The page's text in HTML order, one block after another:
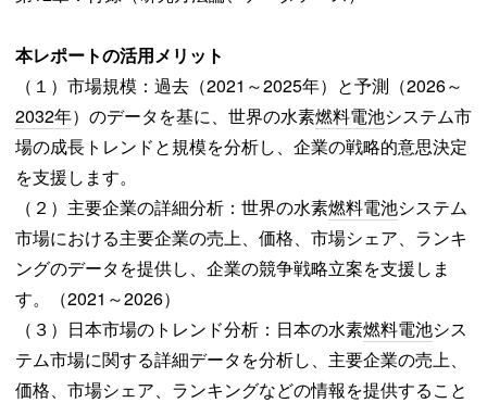
本レポートの活用メリット
（１）市場規模：過去（2021～2025年）と予測（2026～
2032年）のデータを基に、世界の水素燃料電池システム市
場の成長トレンドと規模を分析し、企業の戦略的意思決定
を支援します。
（２）主要企業の詳細分析：世界の水素燃料電池システム
市場における主要企業の売上、価格、市場シェア、ランキ
ングのデータを提供し、企業の競争戦略立案を支援しま
す。（2021～2026）
（３）日本市場のトレンド分析：日本の水素燃料電池シス
テム市場に関する詳細データを分析し、主要企業の売上、
価格、市場シェア、ランキングなどの情報を提供すること